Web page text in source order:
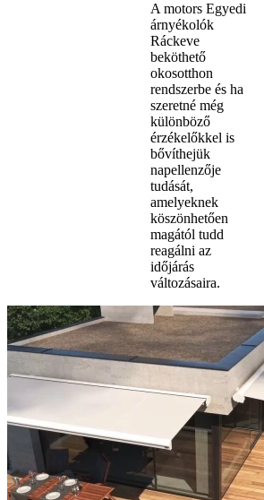
A motors Egyedi
árnyékolók
Ráckeve
beköthető
okosotthon
rendszerbe és ha
szeretné még
különböző
érzékelőkkel is
bővíthejük
napellenzője
tudását,
amelyeknek
köszönhetően
magától tudd
reagálni az
időjárás
változásaira.